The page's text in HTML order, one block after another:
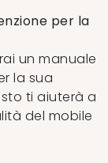
per la
un manuale
la sua
ti aiuterà a
del mobile